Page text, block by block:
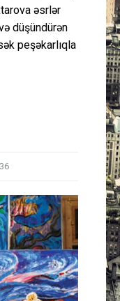
əsrlər
düşündürən
peşəkarlıqla